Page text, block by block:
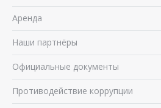
Аренда
Наши партнёры
Официальные документы
Противодействие коррупции